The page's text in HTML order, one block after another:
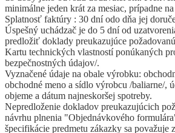
minimálne jeden krát za mesiac, prípadne
Splatnosť faktúry : 30 dní odo dňa jej
Úspešný uchádzač je do 5 dní od
predložiť doklady preukazujúce
Kartu technických vlastností ponúkaných
bezpečnostných údajov/.
Vyznačené údaje na obale výrobku:
obchodné meno a sídlo výrobcu /baliarne/,
objeme a dátum najneskoršej spotreby.
Nepredloženie dokladov preukazujúcich
návrhu plnenia "Objednávkového
špecifikácie predmetu zákazky sa považuje